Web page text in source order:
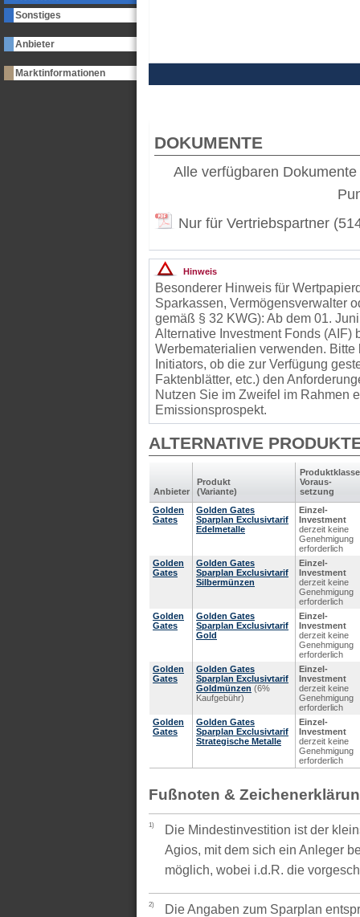
Sonstiges
Anbieter
Marktinformationen
DOKUMENTE
Alle verfügbaren
Nur für Vertriebspartner
Hinweis
Besonderer Hinweis für
Sparkassen, Vermögensverwalter
gemäß § 32 KWG): Ab dem 01.
Alternative Investment Fonds (AIF)
Werbematerialien verwenden.
Initiators, ob die zur Verfügung
Faktenblätter, etc.) den
Nutzen Sie im Zweifel im Rahmen
Emissionsprospekt.
ALTERNATIVE
Anbieter
Produkt
(Variante)
Produkt­klasse
Voraus­
setzung
Golden
Gates
Golden Gates
Sparplan Exclusivtarif
Edelmetalle
Einzel-
Investment
derzeit keine
Genehmigung
erforderlich
Golden
Gates
Golden Gates
Sparplan Exclusivtarif
Silbermünzen
Einzel-
Investment
derzeit keine
Genehmigung
erforderlich
Golden
Gates
Golden Gates
Sparplan Exclusivtarif
Gold
Einzel-
Investment
derzeit keine
Genehmigung
erforderlich
Golden
Gates
Golden Gates
Sparplan Exclusivtarif
Goldmünzen (6%
Kaufgebühr)
Einzel-
Investment
derzeit keine
Genehmigung
erforderlich
Golden
Gates
Golden Gates
Sparplan Exclusivtarif
Strategische Metalle
Einzel-
Investment
derzeit keine
Genehmigung
erforderlich
Fußnoten &
1)
Die Mindestinvestition ist der
Agios, mit dem sich ein Anleger
möglich, wobei i.d.R. die
2)
Die Angaben zum Sparplan